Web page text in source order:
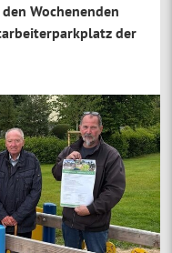
Wochenenden
der